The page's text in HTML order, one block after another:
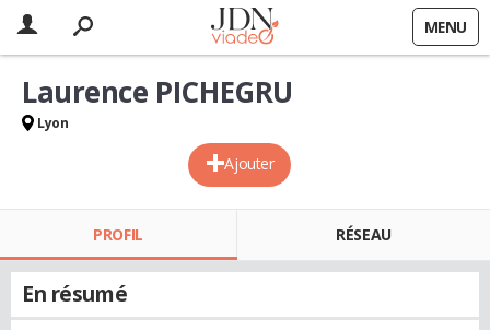
MENU
Ajouter
Laurence PICHEGRU
Lyon
PROFIL RÉSEAU
En résumé